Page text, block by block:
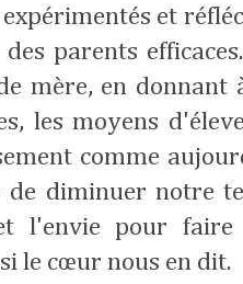
et
parents
mère, en donnant
les moyens
comme
de diminuer notre
l'envie pour faire
le cœur nous en dit.